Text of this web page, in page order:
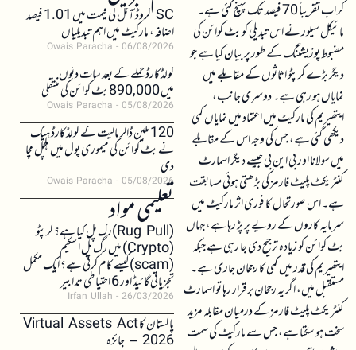
کر اب تقریباً 70 فیصد تک پہنچ گئی ہے۔
مائیکل سیلور نے اس تبدیلی کو بٹ کوائن کی
مضبوط پوزیشننگ کے طور پر بیان کیا ہے جو
دیگر بڑے کرپٹو اثاثوں کے مقابلے میں
نمایاں ہو رہی ہے۔ دوسری جانب،
ایتھیریم کی مارکیٹ میں اعتماد میں نمایاں کمی
دیکھی گئی ہے، جس کی وجہ اس کے مقابلے
میں سولانا اور بی این بی جیسے دیگر اسمارٹ
کنٹریکٹ پلیٹ فارمز کی بڑھتی ہوئی مسابقت
ہے۔ اس صورتحال کا فوری اثر مارکیٹ میں
سرمایہ کاروں کے رویے پر پڑ رہا ہے، جہاں
بٹ کوائن کو زیادہ ترجیح دی جا رہی ہے جبکہ
ایتھیریم کی قدر میں کمی کا رجحان جاری ہے۔
مستقبل میں، اگر یہ رجحان برقرار رہا تو اسمارٹ
کنٹریکٹ پلیٹ فارمز کے درمیان مقابلہ مزید
سخت ہو سکتا ہے، جس سے مارکیٹ کی سمت
SC کروڈ آئل کی قیمت میں 1.01 فیصد
اضافہ، مارکیٹ میں اہم تبدیلیاں
Owais Paracha 06/08/2026
کولڈکارڈ حملے کے بعد سات دنوں
میں 890,000 بٹ کوائن کی منتقلی
Owais Paracha 05/08/2026
120 ملین ڈالر مالیت کے کولڈکارڈ ہیک
نے بٹ کوائن کی میموری پول میں ہلچل مچا
دی
Owais Paracha 05/08/2026
تعلیمی مواد(Rug Pull)رگ پل کیا ہے؟ کرپٹو
(Crypto) میں رگ پل اسکیم
(scam)کیسے کام کرتی ہے؟ ایک مکمل
تجزیاتی گائیڈ اور 6 احتیاطی تدابیر
Irfan Ullah 26/03/2026
پاکستان کا Virtual Assets Act
2026 – جائزہ